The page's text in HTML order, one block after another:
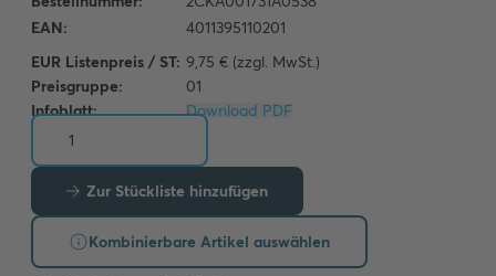
EUR Listenpreis / ST: 9,75 € (zzgl. MwSt.)
Preisgruppe:
01
Infoblatt:
Download PDF
Zur Stückliste hinzufügen
Kombinierbare Artikel auswählen